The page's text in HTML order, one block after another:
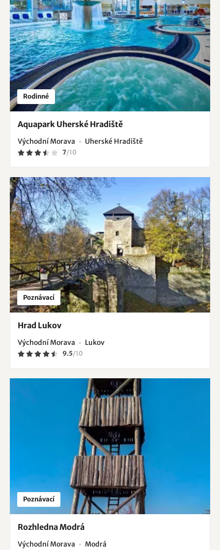
Rodinné
Aquapark Uherské Hradiště
Východní Morava Uherské Hradiště
7/10
Poznávací
Hrad Lukov
Východní Morava Lukov
9.5/10
Poznávací
Rozhledna Modrá
Východní Morava Modrá